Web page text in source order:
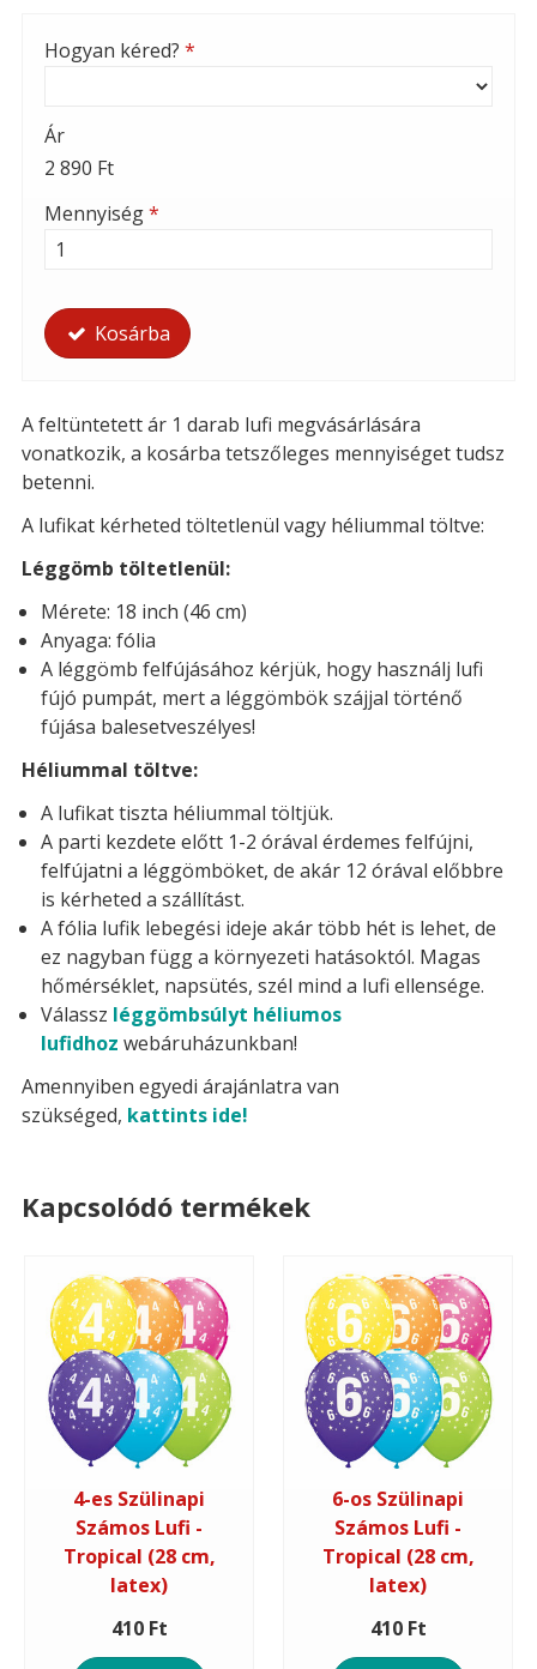
Hogyan kéred? *
Ár
2 890 Ft
Mennyiség*
Kosárba
A feltüntetett ár 1 darab lufi megvásárlására
vonatkozik, a kosárba tetszőleges mennyiséget tudsz
betenni.
A lufikat kérheted töltetlenül vagy héliummal töltve:
Léggömb töltetlenül:
Mérete: 18 inch (46 cm)
Anyaga: fólia
A léggömb felfújásához kérjük, hogy használj lufi
fújó pumpát, mert a léggömbök szájjal történő
fújása balesetveszélyes!
Héliummal töltve:
A lufikat tiszta héliummal töltjük.
A parti kezdete előtt 1-2 órával érdemes felfújni,
felfújatni a léggömböket, de akár 12 órával előbbre
is kérheted a szállítást.
A fólia lufik lebegési ideje akár több hét is lehet, de
ez nagyban függ a környezeti hatásoktól. Magas
hőmérséklet, napsütés, szél mind a lufi ellensége.
Válassz léggömbsúlyt héliumos
lufidhoz webáruházunkban!
Amennyiben egyedi árajánlatra van
szükséged, kattints ide!
Kapcsolódó termékek
4-es Szülinapi
Számos Lufi -
Tropical (28 cm,
latex)
410 Ft
6-os Szülinapi
Számos Lufi -
Tropical (28 cm,
latex)
410 Ft